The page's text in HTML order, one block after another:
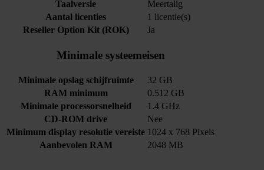
Taalversie
Meertalig
Aantal licenties
1 licentie(s)
Reseller Option Kit (ROK)
Ja
Minimale systeemeisen
Minimale opslag schijfruimte
32 GB
RAM minimum
0.512 GB
Minimale processorsnelheid
1.4 GHz
CD-ROM drive
Nee
Minimum display resolutie vereiste 1024 x 768 Pixels
Aanbevolen RAM
2048 MB